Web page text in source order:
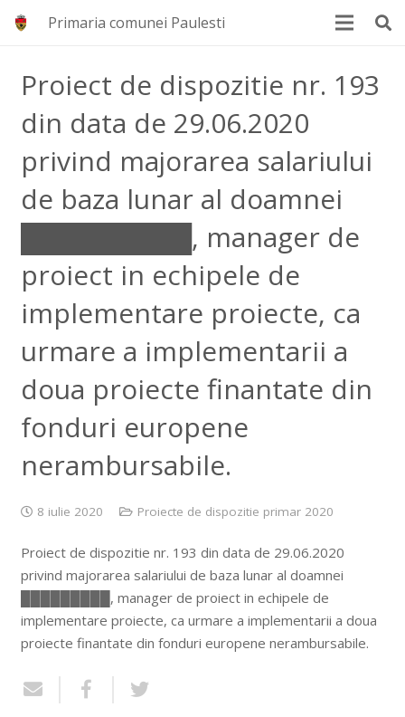
Primaria comunei Paulesti
Proiect de dispozitie nr. 193
din data de 29.06.2020
privind majorarea salariului
de baza lunar al doamnei
█████████, manager de
proiect in echipele de
implementare proiecte, ca
urmare a implementarii a
doua proiecte finantate din
fonduri europene
nerambursabile.
8 iulie 2020 Proiecte de dispozitie primar 2020
Proiect de dispozitie nr. 193 din data de 29.06.2020
privind majorarea salariului de baza lunar al doamnei
█████████, manager de proiect in echipele de
implementare proiecte, ca urmare a implementarii a doua
proiecte finantate din fonduri europene nerambursabile.